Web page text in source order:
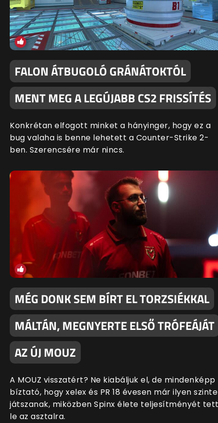
FALON ÁTBUGOLÓ GRÁNÁTOKTÓL
MENT MEG A LEGÚJABB CS2 FRISSÍTÉS
Konkrétan elfogott minket a hányinger, hogy ez a
bug valaha is benne lehetett a Counter-Strike 2-
ben. Szerencsére már nincs.
MÉG DONK SEM BÍRT EL TORZSIÉKKAL
MÁLTÁN, MEGNYERTE ELSŐ TRÓFEÁJÁT
AZ ÚJ MOUZ
A MOUZ visszatért? Ne kiabáljuk el, de mindenképp
bíztató, hogy xelex és PR 18 évesen már ilyen
játszanak, miközben Spinx élete teljesítményét
le az asztalra.